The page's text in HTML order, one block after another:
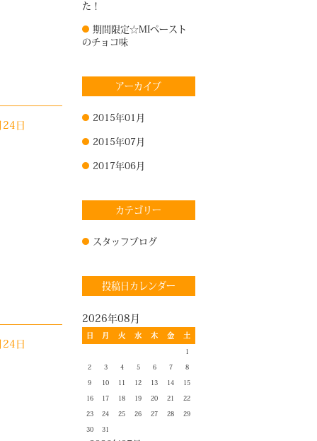
日
日
た！
期間限定☆MIペースト
のチョコ味
アーカイブ
2015年01月
2015年07月
2017年06月
カテゴリー
スタッフブログ
投稿日カレンダー
2026年08月
日 月 火 水 木 金 土
2 3 4 5 6 7 8
9 10 12 13 14 15
16 17 18 19 20 21 22
23 24 25 26 27 28 29
30 31